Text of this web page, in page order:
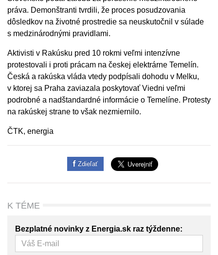
práva. Demonštranti tvrdili, že proces posudzovania
dôsledkov na životné prostredie sa neuskutočnil v súlade
s medzinárodnými pravidlami.
Aktivisti v Rakúsku pred 10 rokmi veľmi intenzívne
protestovali i proti prácam na českej elektrárne Temelín.
Česká a rakúska vláda vtedy podpísali dohodu v Melku,
v ktorej sa Praha zaviazala poskytovať Viedni veľmi
podrobné a nadštandardné informácie o Temelíne. Protesty
na rakúskej strane to však nezmiernilo.
ČTK, energia
Zdieľať
K TÉME
Bezplatné novinky z Energia.sk raz týždenne: